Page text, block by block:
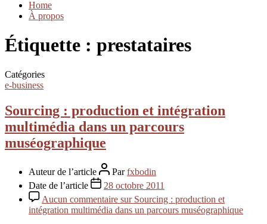
Home
À propos
Étiquette : prestataires
Catégories
e-business
Sourcing : production et intégration
multimédia dans un parcours
muséographique
Auteur de l’article Parfxbodin
Date de l’article
28 octobre 2011
Aucun commentaire sur Sourcing : production et
intégration multimédia dans un parcours muséographique